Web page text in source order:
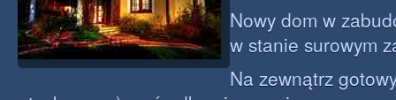
Nowy dom w
w stanie surowym
Na zewnątrz